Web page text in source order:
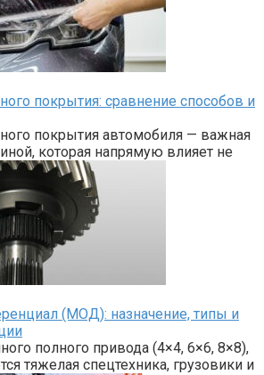
покрытия: сравнение способов и
покрытия автомобиля — важная
которая напрямую влияет не
(МОД): назначение, типы и
полного привода (4×4, 6×6, 8×8),
тяжелая спецтехника, грузовики и